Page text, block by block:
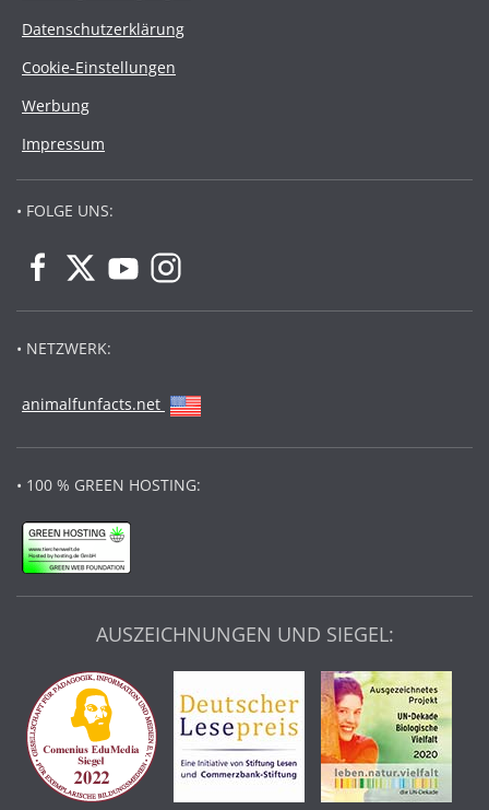
Datenschutzerklärung
Cookie-Einstellungen
Werbung
Impressum
• FOLGE UNS:
• NETZWERK:
animalfunfacts.net
• 100 % GREEN HOSTING:
AUSZEICHNUNGEN UND SIEGEL: